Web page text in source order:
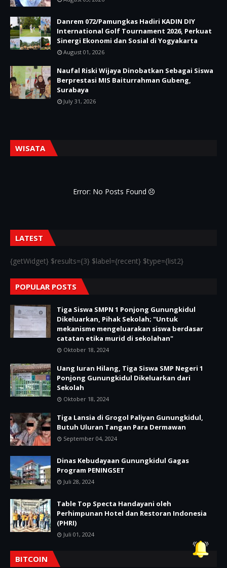
Danrem 072/Pamungkas Hadiri KADIN DIY
International Golf Tournament 2026, Perkuat
Sinergi Ekonomi dan Sosial di Yogyakarta
August 01, 2026
Naufal Riski Wijaya Dinobatkan Sebagai Siswa
Berprestasi MIS Baiturrahman Gubeng,
Surabaya
July 31, 2026
WISATA
Error: No Posts Found
LATEST
{getWidget} $results={3} $label={recent} $type={list2}
POPULAR POSTS
Tiga Siswa SMPN 1 Ponjong Gunungkidul
Dikeluarkan, Pihak Sekolah; "Untuk
mekanisme mengeluarakan siswa berdasar
catatan etika murid di sekolahan"
Oktober 18, 2024
Uang Iuran Hilang, Tiga Siswa SMP Negeri 1
Ponjong Gunungkidul Dikeluarkan dari
Sekolah
Oktober 18, 2024
Tiga Lansia di Grogol Paliyan Gunungkidul,
Butuh Uluran Tangan Para Dermawan
September 04, 2024
Dinas Kebudayaan Gunungkidul Gagas
Program PENINGSET
Juli 28, 2024
Table Top Specta Handayani oleh
Perhimpunan Hotel dan Restoran Indonesia
(PHRI)
Juli 01, 2024
BITCOIN